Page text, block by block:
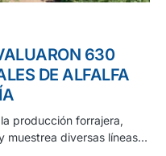
630
DE ALFALFA
producción forrajera,
muestrea diversas líneas…